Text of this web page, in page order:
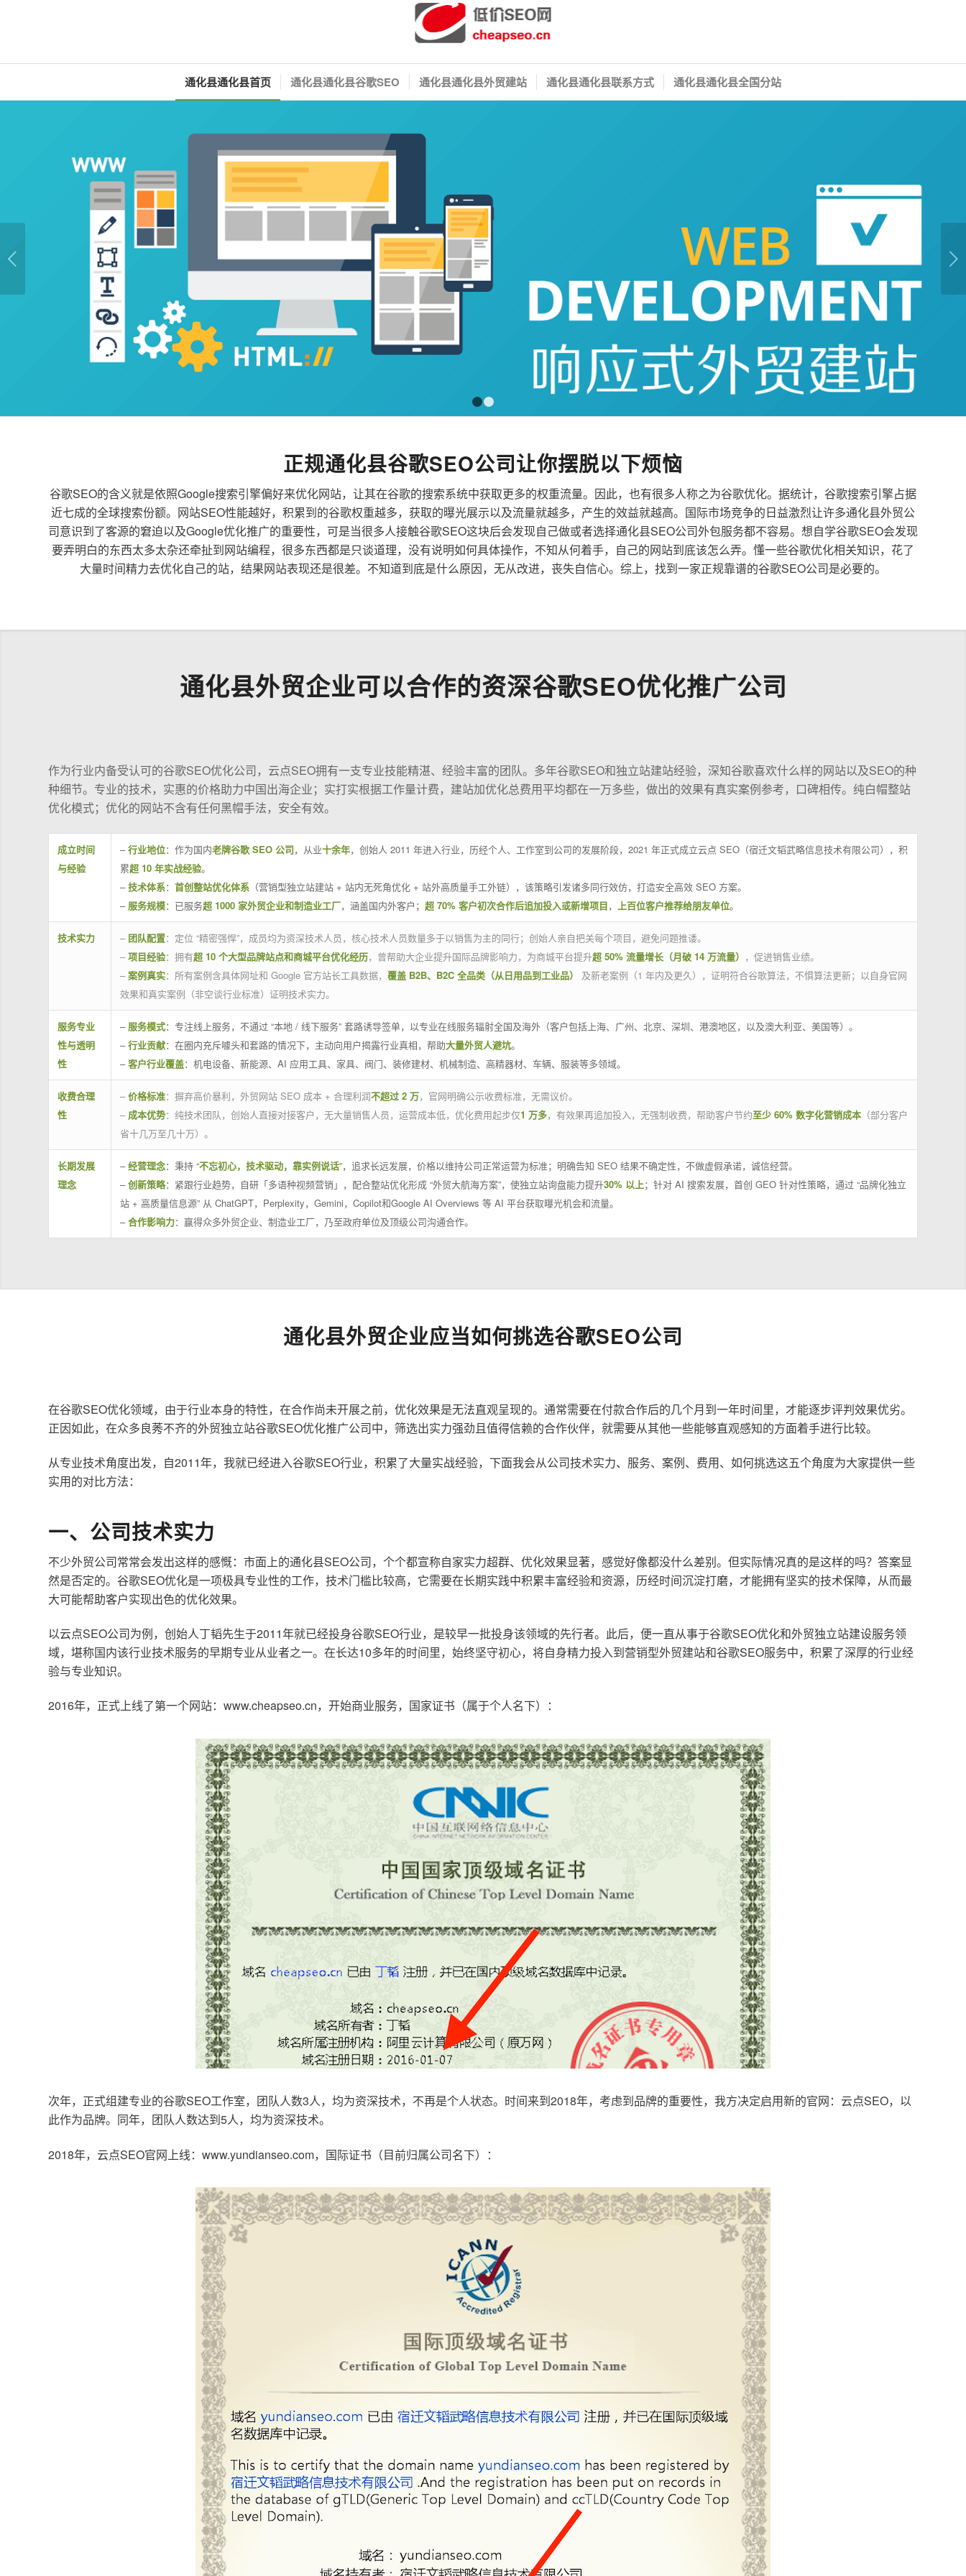
通化县通化县首页 通化县通化县谷歌SEO 通化县通化县外贸建站 通化县通化县联系方式 通化县通化县全国分站
下一页
正规通化县谷歌SEO公司让你摆脱以下烦恼
谷歌SEO的含义就是依照Google搜索引擎偏好来优化网站，让其在谷歌的搜索系统中获取更多的权重流量。因此，也有很多人称之为谷歌优化。据统计，谷歌搜索引擎占据
近七成的全球搜索份额。网站SEO性能越好，积累到的谷歌权重越多，获取的曝光展示以及流量就越多，产生的效益就越高。国际市场竞争的日益激烈让许多通化县外贸公
司意识到了客源的窘迫以及Google优化推广的重要性，可是当很多人接触谷歌SEO这块后会发现自己做或者选择通化县SEO公司外包服务都不容易。想自学谷歌SEO会发现
要弄明白的东西太多太杂还牵扯到网站编程，很多东西都是只谈道理，没有说明如何具体操作，不知从何着手，自己的网站到底该怎么弄。懂一些谷歌优化相关知识，花了
大量时间精力去优化自己的站，结果网站表现还是很差。不知道到底是什么原因，无从改进，丧失自信心。综上，找到一家正规靠谱的谷歌SEO公司是必要的。
通化县外贸企业可以合作的资深谷歌SEO优化推广公司
作为行业内备受认可的谷歌SEO优化公司，云点SEO拥有一支专业技能精湛、经验丰富的团队。多年谷歌SEO和独立站建站经验，深知谷歌喜欢什么样的网站以及SEO的种
种细节。专业的技术，实惠的价格助力中国出海企业；实打实根据工作量计费，建站加优化总费用平均都在一万多些，做出的效果有真实案例参考，口碑相传。纯白帽整站
优化模式；优化的网站不含有任何黑帽手法，安全有效。
成立时间
与经验
–行业地位：作为国内老牌谷歌 SEO 公司，从业十余年，创始人 2011 年进入行业，历经个人、工作室到公司的发展阶段，2021 年正式成立云点 SEO（宿迁文韬武略信息技术有限公司），积
累超 10 年实战经验。
–技术体系： 首创整站优化体系 （营销型独立站建站 + 站内无死角优化 + 站外高质量手工外链），该策略引发诸多同行效仿，打造安全高效 SEO 方案。
– 服务规模：已服务超 1000 家外贸企业和制造业工厂，涵盖国内外客户； 超 70% 客户初次合作后追加投入或新增项目， 上百位客户推荐给朋友单位。
技术实力 – 团队配置：定位 “精密强悍”，成员均为资深技术人员，核心技术人员数量多于以销售为主的同行；创始人亲自把关每个项目，避免问题推诿。
– 项目经验：拥有超 10 个大型品牌站点和商城平台优化经历，曾帮助大企业提升国际品牌影响力，为商城平台提升超 50% 流量增长（月破 14 万流量） ，促进销售业绩。
– 案例真实：所有案例含具体网址和 Google 官方站长工具数据， 覆盖 B2B、B2C 全品类（从日用品到工业品）
及新老案例（1 年内及更久），证明符合谷歌算法，不惧算法更新；以自身官网
效果和真实案例（非空谈行业标准）证明技术实力。
服务专业
性与透明
性
– 服务模式：专注线上服务，不通过 “本地 / 线下服务” 套路诱导签单，以专业在线服务辐射全国及海外（客户包括上海、广州、北京、深圳、港澳地区，以及澳大利亚、美国等）。
–行业贡献：在圈内充斥噱头和套路的情况下，主动向用户揭露行业真相，帮助大量外贸人避坑。
–客户行业覆盖：机电设备、新能源、AI 应用工具、家具、阀门、装修建材、机械制造、高精器材、车辆、服装等多领域。
收费合理
性
– 价格标准：摒弃高价暴利，外贸网站 SEO 成本 + 合理利润不超过 2 万，官网明确公示收费标准，无需议价。
– 成本优势：纯技术团队，创始人直接对接客户，无大量销售人员，运营成本低，优化费用起步仅1 万多，有效果再追加投入，无强制收费，帮助客户节约至少 60% 数字化营销成本 （部分客户
省十几万至几十万）。
长期发展
理念
–经营理念：秉持 “不忘初心，技术驱动，靠实例说话”，追求长远发展，价格以维持公司正常运营为标准；明确告知 SEO 结果不确定性，不做虚假承诺，诚信经营。
–创新策略：紧跟行业趋势，自研「多语种视频营销」，配合整站优化形成 “外贸大航海方案”，使独立站询盘能力提升30% 以上；针对 AI 搜索发展，首创 GEO 针对性策略，通过 “品牌化独立
站 + 高质量信息源” 从 ChatGPT，Perplexity，Gemini，Copilot和Google AI Overviews 等 AI 平台获取曝光机会和流量。
–合作影响力：赢得众多外贸企业、制造业工厂，乃至政府单位及顶级公司沟通合作。
通化县外贸企业应当如何挑选谷歌SEO公司
在谷歌SEO优化领域，由于行业本身的特性，在合作尚未开展之前，优化效果是无法直观呈现的。通常需要在付款合作后的几个月到一年时间里，才能逐步评判效果优劣。
正因如此，在众多良莠不齐的外贸独立站谷歌SEO优化推广公司中，筛选出实力强劲且值得信赖的合作伙伴，就需要从其他一些能够直观感知的方面着手进行比较。
从专业技术角度出发，自2011年，我就已经进入谷歌SEO行业，积累了大量实战经验，下面我会从公司技术实力、服务、案例、费用、如何挑选这五个角度为大家提供一些
实用的对比方法：
一、公司技术实力
不少外贸公司常常会发出这样的感慨：市面上的通化县SEO公司，个个都宣称自家实力超群、优化效果显著，感觉好像都没什么差别。但实际情况真的是这样的吗？答案显
然是否定的。谷歌SEO优化是一项极具专业性的工作，技术门槛比较高，它需要在长期实践中积累丰富经验和资源，历经时间沉淀打磨，才能拥有坚实的技术保障，从而最
大可能帮助客户实现出色的优化效果。
以云点SEO公司为例，创始人丁韬先生于2011年就已经投身谷歌SEO行业，是较早一批投身该领域的先行者。此后，便一直从事于谷歌SEO优化和外贸独立站建设服务领
域，堪称国内该行业技术服务的早期专业从业者之一。在长达10多年的时间里，始终坚守初心，将自身精力投入到营销型外贸建站和谷歌SEO服务中，积累了深厚的行业经
验与专业知识。
2016年，正式上线了第一个网站：www.cheapseo.cn，开始商业服务，国家证书（属于个人名下）：
次年，正式组建专业的谷歌SEO工作室，团队人数3人，均为资深技术，不再是个人状态。时间来到2018年，考虑到品牌的重要性，我方决定启用新的官网：云点SEO，以
此作为品牌。同年，团队人数达到5人，均为资深技术。
2018年，云点SEO官网上线：www.yundianseo.com，国际证书（目前归属公司名下）：